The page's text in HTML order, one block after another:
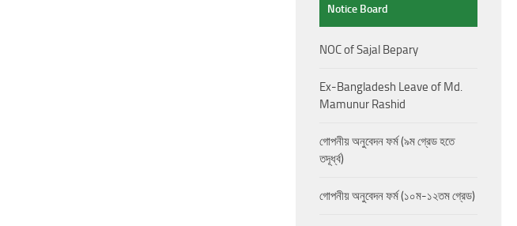
Notice Board
NOC of Sajal Bepary
Ex-Bangladesh Leave of Md.
Mamunur Rashid
গোপনীয় অনুবেদন ফর্ম (৯ম গ্রেড হতে
তদূর্ধ্ব)
গোপনীয় অনুবেদন ফর্ম (১০ম-১২তম গ্রেড)